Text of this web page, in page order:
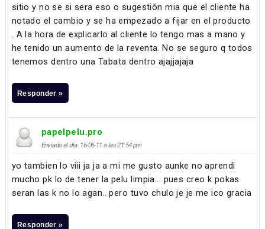
sitio y no se si sera eso o sugestión mia que el cliente ha
notado el cambio y se ha empezado a fijar en el producto
. A la hora de explicarlo al cliente lo tengo mas a mano y
he tenido un aumento de la reventa. No se seguro q todos
tenemos dentro una Tabata dentro ajajjajaja
Responder »
papelpelu.pro
Enviado el día: 16-06-11 a las 21:54 pm
yo tambien lo viii ja ja a mi me gusto aunke no aprendi
mucho pk lo de tener la pelu limpia... pues creo k pokas
seran las k no lo agan.. pero tuvo chulo je je me ico gracia
Responder »